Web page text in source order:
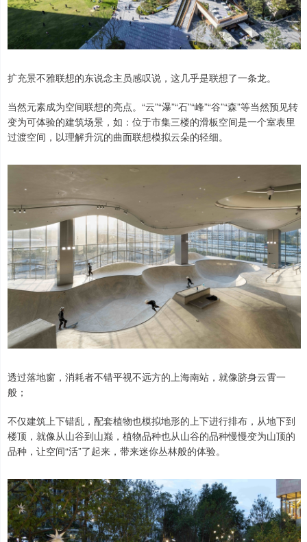
扩充景不雅联想的东说念主员感叹说，这几乎是联想了一条龙。
当然元素成为空间联想的亮点。“云”“瀑”“石”“峰”“谷”“森”等当然预见转
变为可体验的建筑场景，如：位于市集三楼的滑板空间是一个室表里
过渡空间，以理解升沉的曲面联想模拟云朵的轻细。
透过落地窗，消耗者不错平视不远方的上海南站，就像跻身云霄一
般；
不仅建筑上下错乱，配套植物也模拟地形的上下进行排布，从地下到
楼顶，就像从山谷到山巅，植物品种也从山谷的品种慢慢变为山顶的
品种，让空间“活”了起来，带来迷你丛林般的体验。